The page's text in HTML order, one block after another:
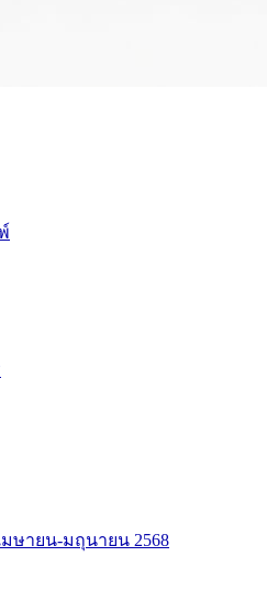
มษายน-มถุนายน 2568